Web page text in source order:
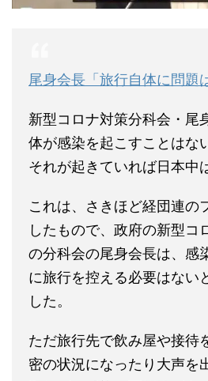
尾身会長「旅行自体に問題
新型コロナ対策分科会・尾
体が感染を起こすことはな
それが起きていれば日本中
これは、さきほど経団連の
したもので、政府の新型コ
の分科会の尾身会長は、感
に旅行を控える必要はない
した。
ただ旅行先で飲み屋や接待
密の状況になったり大声を